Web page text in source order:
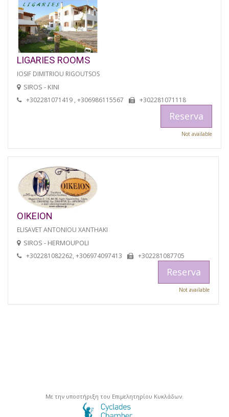
LIGARIES ROOMS
IOSIF DIMITRIOU RIGOUTSOS
SIROS - KINI
+302281071419 , +306986115567 +302281071118
Reserva
Not available
OIKEION
ELISAVET ANTONIOU XANTHAKI
SIROS - HERMOUPOLI
+302281082262, +306974097413 +302281087705
Reserva
Not available
Με την υποστήριξη του Επιμελητηρίου Κυκλάδων.